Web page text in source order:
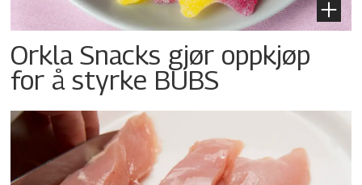
Orkla Snacks gjør oppkjøp
for å styrke BUBS